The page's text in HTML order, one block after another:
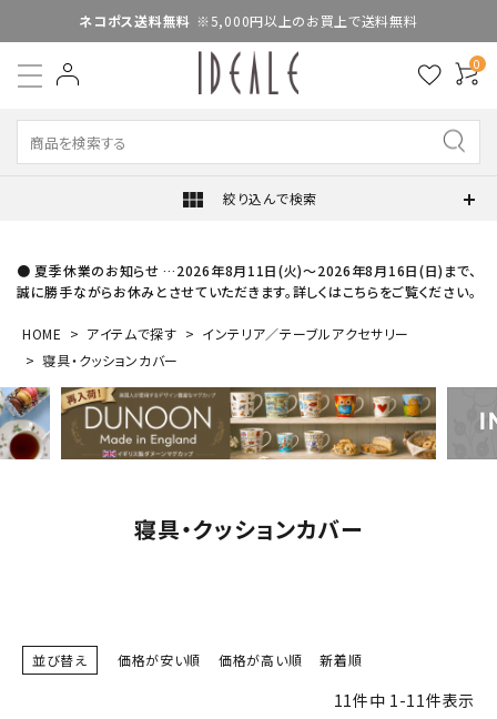
ネコポス送料無料 ※5,000円以上のお買上で送料無料
0
view_module 絞り込んで検索
● 夏季休業のお知らせ …2026年8月11日(火)～2026年8月16日(日)まで、
誠に勝手ながらお休みとさせていただきます。詳しくはこちらをご覧ください。
HOME アイテムで探す
インテリア／テーブルアクセサリー
寝具・クッションカバー
寝具・クッションカバー
並び替え 価格が安い順 価格が高い順 新着順
11件中 1-11件表示